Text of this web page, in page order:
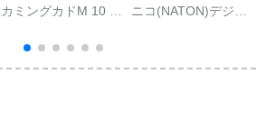
カミングカドM 10 M
スクリーン新金を含
む全画幅専门の横軸
ニコ(NATON)デジタ